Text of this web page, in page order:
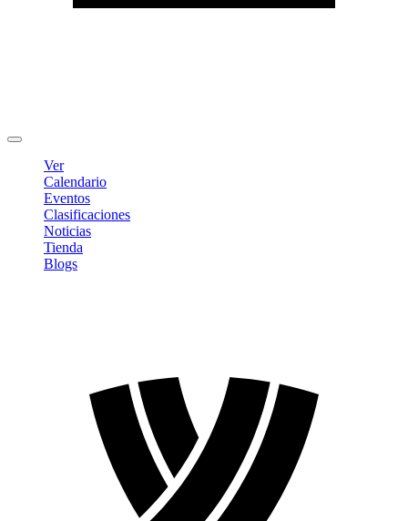
Ver
Calendario
Eventos
Clasificaciones
Noticias
Tienda
Blogs